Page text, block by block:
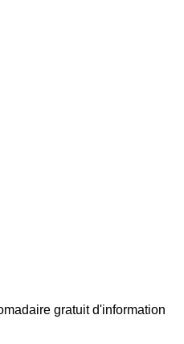
gratuit d'information